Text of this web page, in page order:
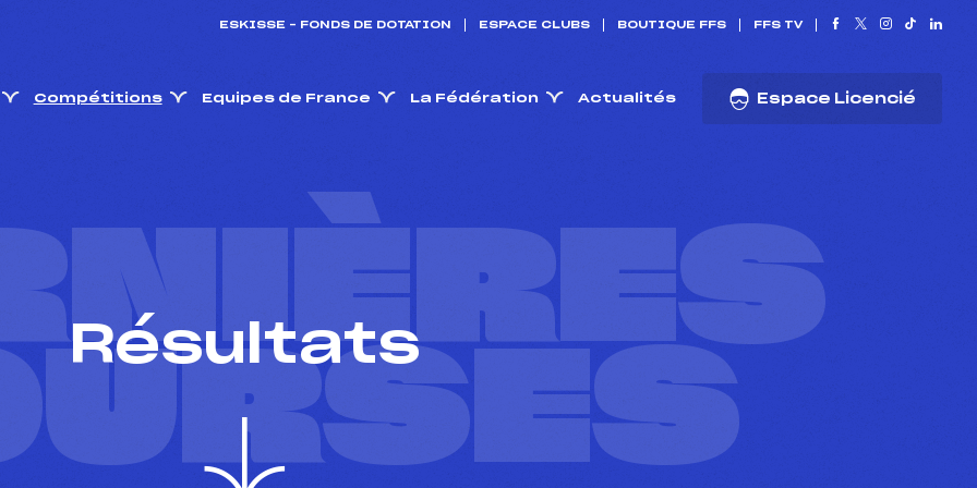
ESKISSE – FONDS DE DOTATION ESPACE CLUBS BOUTIQUE FFS FFS TV
Compétitions Equipes de France La Fédération Actualités Espace Licencié
Résultats